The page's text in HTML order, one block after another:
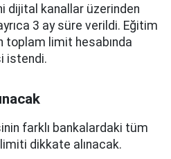
dijital kanallar üzerinden
3 ay süre verildi. Eğitim
toplam limit hesabında
istendi.
farklı bankalardaki tüm
dikkate alınacak.